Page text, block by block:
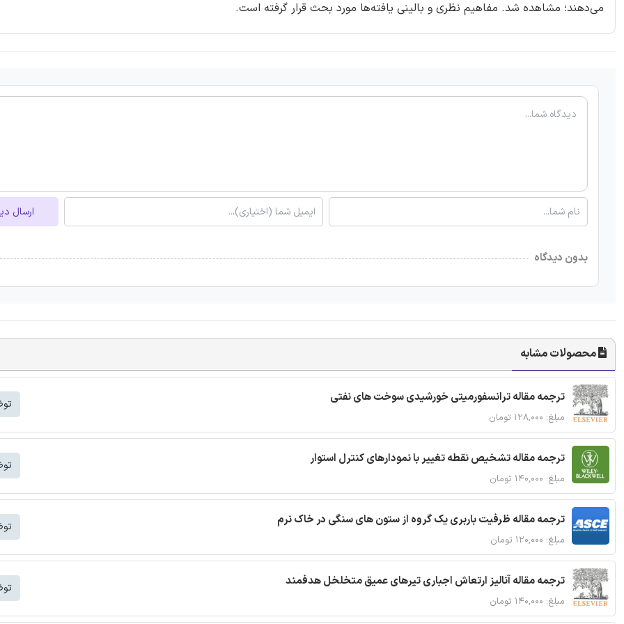
می‌دهند؛ مشاهده شد. مفاهیم نظری و بالینی یافته‌ها مورد بحث قرار گرفته است.
ارسال
بدون دیدگاه
محصولات مشابه
ترجمه مقاله ترانسفورمیتی خورشیدی سوخت های نفتی
مبلغ: ۱۲۸,۰۰۰ تومان
ترجمه مقاله تشخیص نقطه تغییر با نمودارهای کنترل استوار
مبلغ: ۱۴۰,۰۰۰ تومان
ترجمه مقاله ظرفیت باربری یک گروه از ستون های سنگی در خاک نرم
مبلغ: ۱۲۰,۰۰۰ تومان
ترجمه مقاله آنالیز ارتعاش اجباری تیرهای عمیق متخلخل هدفمند
مبلغ: ۱۴۰,۰۰۰ تومان